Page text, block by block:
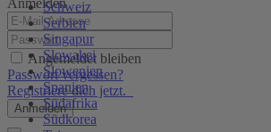
Schweiz
Serbien
Singapur
Slowakei
Slowenien
Spanien
Südafrika
Südkorea
Anmelden
Angemeldet bleiben
Passwort vergessen?
Registriere dich jetzt.
Anmelden